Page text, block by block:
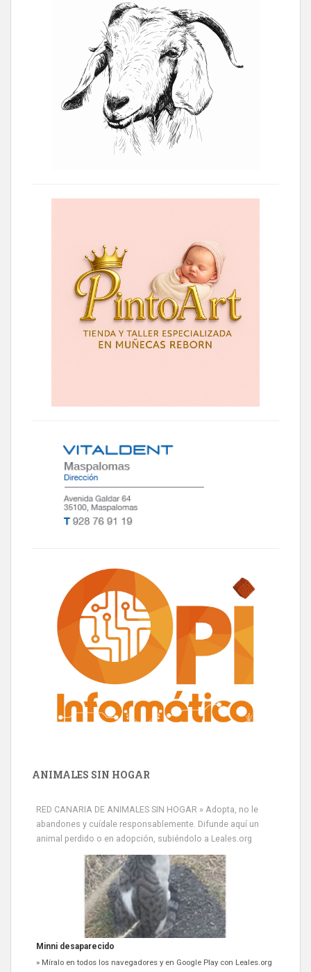
ANIMALES SIN HOGAR
RED CANARIA DE ANIMALES SIN HOGAR » Adopta, no le
abandones y cuídale responsablemente. Difunde aquí un
animal perdido o en adopción, subiéndolo a Leales.org
Minni desaparecido
» Míralo en todos los navegadores y en Google Play con Leales.org